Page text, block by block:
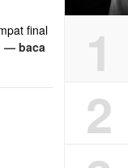
final
— baca
1
2